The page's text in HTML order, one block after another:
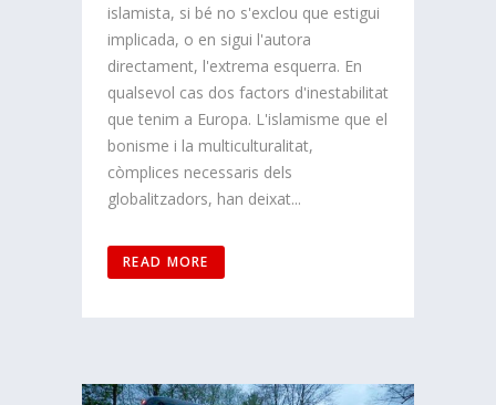
islamista, si bé no s'exclou que estigui
implicada, o en sigui l'autora
directament, l'extrema esquerra. En
qualsevol cas dos factors d'inestabilitat
que tenim a Europa. L'islamisme que el
bonisme i la multiculturalitat,
còmplices necessaris dels
globalitzadors, han deixat...
READ MORE